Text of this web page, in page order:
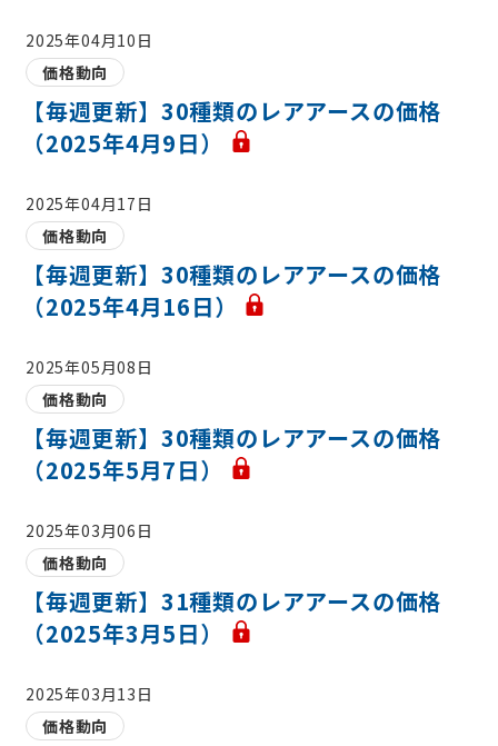
2025年04月10日
価格動向
【毎週更新】30種類のレアアースの価格
（2025年4月9日）
2025年04月17日
価格動向
【毎週更新】30種類のレアアースの価格
（2025年4月16日）
2025年05月08日
価格動向
【毎週更新】30種類のレアアースの価格
（2025年5月7日）
2025年03月06日
価格動向
【毎週更新】31種類のレアアースの価格
（2025年3月5日）
2025年03月13日
価格動向